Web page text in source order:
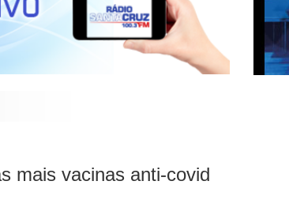
mais vacinas anti-covid